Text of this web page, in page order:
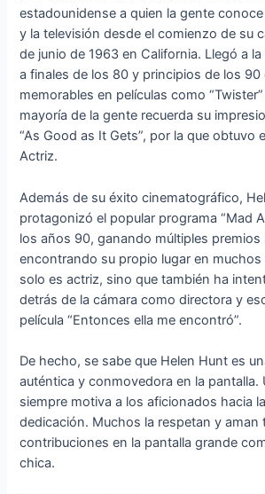
estadounidense a quien la gente
y la televisión desde el comienzo de su
de junio de 1963 en California. Llegó a
a finales de los 80 y principios de los
memorables en películas como “Twister”
mayoría de la gente recuerda su
“As Good as It Gets”, por la que obtuvo
Actriz.
Además de su éxito cinematográfico,
protagonizó el popular programa “Mad
los años 90, ganando múltiples premios
encontrando su propio lugar en
solo es actriz, sino que también ha
detrás de la cámara como directora y
película “Entonces ella me encontró”.
De hecho, se sabe que Helen Hunt es
auténtica y conmovedora en la pantalla.
siempre motiva a los aficionados hacia
dedicación. Muchos la respetan y aman
contribuciones en la pantalla grande
chica.